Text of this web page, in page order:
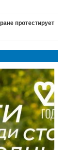
протестирует